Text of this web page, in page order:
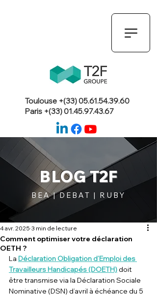
Toulouse +(33)05.61.54.39.60
Paris +(33)01.45.97.43.67
BLOG T2F
BEA | DEBAT | RUBY
Comment optimiser votre déclaration
OETH ?
4 avr. 2025 3 min de lecture
La Déclaration Obligation d’Emploi des
Travailleurs Handicapés (DOETH) doit
être transmise via la Déclaration Sociale
Nominative (DSN) d’avril à échéance du 5